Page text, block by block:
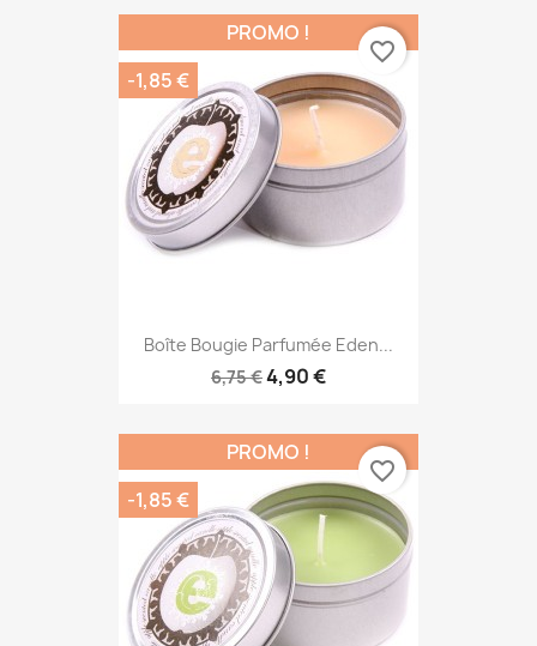
6,75 €4,90 €
-1,85 €
favorite_border
-1,85 €
favorite_border